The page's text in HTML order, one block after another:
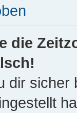
die
dir sicher